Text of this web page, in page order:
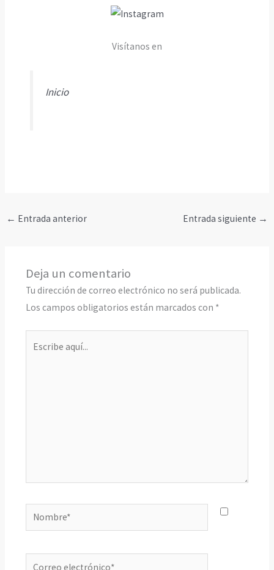
Visítanos en
Inicio
← Entrada anterior Entrada siguiente →
Deja un comentario
Tu dirección de correo electrónico no será publicada.
Los campos obligatorios están marcados con *
Nombre*
Correo